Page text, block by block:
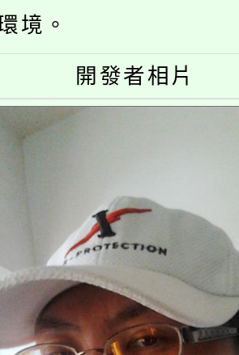
惠，中低收入戶
優惠，詳情可洽有
造教育及科技中
增能研習
造教育及科技中
研習
生活教案入校路
境。
開發者相片